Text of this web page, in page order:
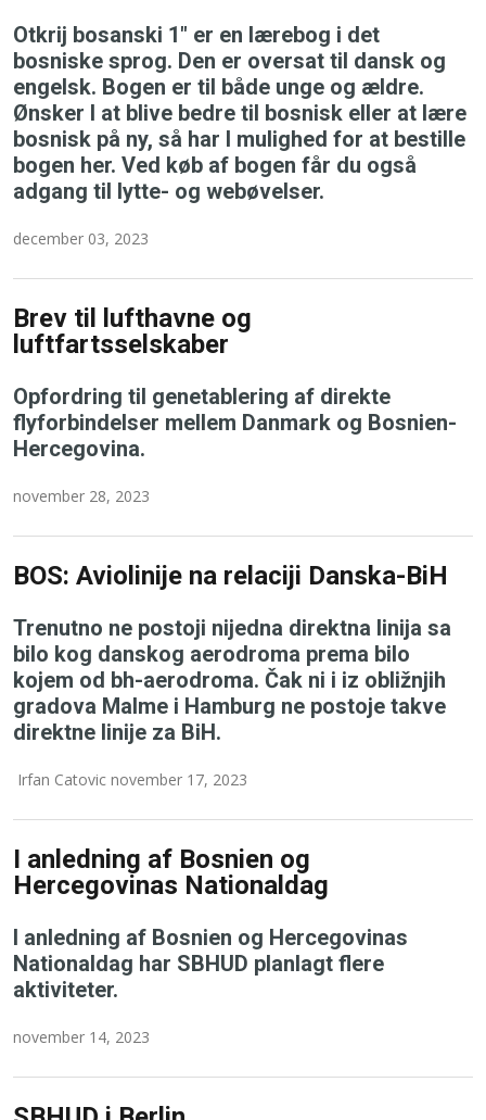
Otkrij bosanski 1" er en lærebog i det
bosniske sprog. Den er oversat til dansk og
engelsk. Bogen er til både unge og ældre.
Ønsker I at blive bedre til bosnisk eller at lære
bosnisk på ny, så har I mulighed for at bestille
bogen her. Ved køb af bogen får du også
adgang til lytte- og webøvelser.
december 03, 2023
Brev til lufthavne og
luftfartsselskaber
Opfordring til genetablering af direkte
flyforbindelser mellem Danmark og Bosnien-
Hercegovina.
november 28, 2023
BOS: Aviolinije na relaciji Danska-BiH
Trenutno ne postoji nijedna direktna linija sa
bilo kog danskog aerodroma prema bilo
kojem od bh-aerodroma. Čak ni i iz obližnjih
gradova Malme i Hamburg ne postoje takve
direktne linije za BiH.
Irfan Catovic november 17, 2023
I anledning af Bosnien og
Hercegovinas Nationaldag
I anledning af Bosnien og Hercegovinas
Nationaldag har SBHUD planlagt flere
aktiviteter.
november 14, 2023